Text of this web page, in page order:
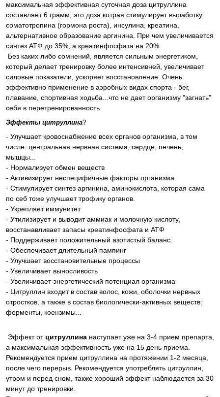
максимальная эффективная суточная доза цитруллина
составляет 6 грамм, это доза котрая стимулирует выработку
соматотропина (гормона роста), инсулина, креатина,
альтернативное образование аргинина. При чем увеличивается
синтез АТФ до 35%, а креатинфосфата на 20%.
Без каких либо сомнений, является сильным энергетиком,
который делает тренировку более интенсивней, увеличивает
силовые показатели, ускоряет восстановление. Очень
эффективно применение в аэробных видах спорта - бег,
плавание, спортивная ходьба...что не дает организму "загнать"
себя в перетренированность.
Эффекты цитруллина?
- Улучшает кровоснабжение всех органов организма, в том
числе: центральная нервная система, сердце, печень,
мышцы...
- Нормализует обмен веществ
- Активизирует неспецифичные факторы организма
- Стимулирует синтез аргинина, аминокислота, которая сама
по себ тоже улучшает трофику органов.
- Укрепляет иммунитет
- Утилизирует и выводит аммиак и молочную кислоту,
восстанавливает запасы креатинфосфата и АТФ
- Поддерживает положительный азотистый баланс.
- Обеспечивает длительный пампинг
- Улучшает восстановительные процессы
- Увеличивает выносливость
- Увеличивает энергетический потенциал организма
- Цитруллин входит в состав волос, кожи, оболочки нервных
отростков, а также в состав биологически-активных веществ:
ферменты, коензимы...
Эффект от цитруллина наступает уже на 3-4 прием препарта,
а максимальная эффективность уже на 15 день приема.
Рекомендуется прием цитруллина на протяжении 1-2 месяца,
после чего перерыв. Рекомендуется употреблять цитруллин,
утром и перед сном, также хороший эффект наблюдается за 30
минут до тренировки.